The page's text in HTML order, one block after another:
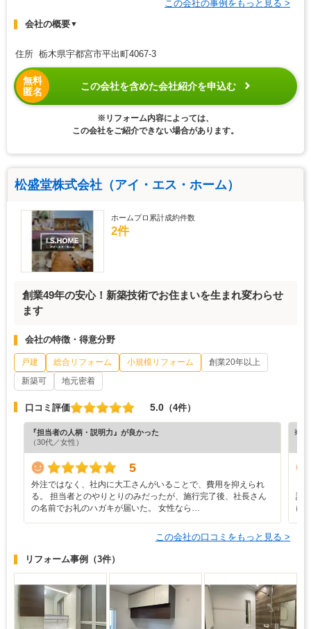
この会社の事例をもっと見る >
会社の概要▼
住所 栃木県宇都宮市平出町4067-3
無料
匿名
この会社を含めた会社紹介を申込む
※リフォーム内容によっては、
この会社をご紹介できない場合があります。
松盛堂株式会社（アイ・エス・ホーム）
ホームプロ累計成約件数
2件
創業49年の安心！新築技術でお住まいを生まれ変わらせ
ます
会社の特徴・得意分野
戸建 総合リフォーム 小規模リフォーム
創業20年以上
新築可
地元密着
口コミ評価 5.0 （4件）
『担当者の人柄・説明力』が良かった
（30代／女性）
5
外注ではなく、社内に大工さんがいることで、費用を抑えられ
る。 担当者とのやりとりのみだったが、施行完了後、社長さん
の名前でお礼のハガキが届いた。 女性なら…
※ホ
討
に
この会社の口コミをもっと見る >
リフォーム事例 （3件）